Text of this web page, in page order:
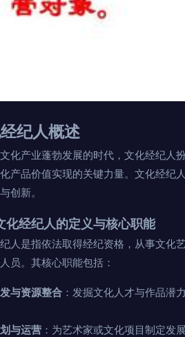
纪人概述
化产业蓬勃发展的时代，文化经纪人
产品价值实现的关键力量。文化经纪
创新。
化经纪人的定义与核心职能
人是指依法取得经纪资格，从事文化
员。其核心职能包括：
与资源整合 ：发掘文化人才与作品潜
与运营 ：为艺术家或文化项目制定发